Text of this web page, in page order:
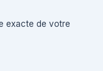
exacte de votre